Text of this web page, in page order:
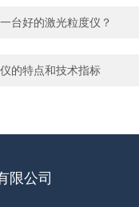
台好的激光粒度仪？
的特点和技术指标
限公司